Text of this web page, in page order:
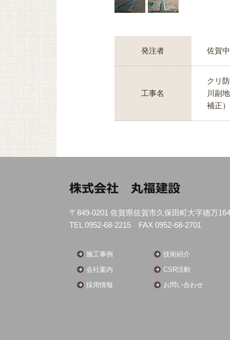
発注者 佐賀
工事名
クリ
川副
補正）
〒849-0201 佐賀県佐賀市久保田町大字徳万
TEL 0952-68-2215 FAX 0952-68-2701
施工事例
会社案内
採用情報
技術紹介
CSR活動
お問い合わせ